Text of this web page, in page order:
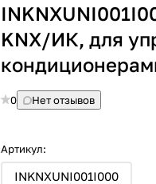
KNX/ИК, для
0 Нет отзывов
Артикул:
INKNXUNI001I000